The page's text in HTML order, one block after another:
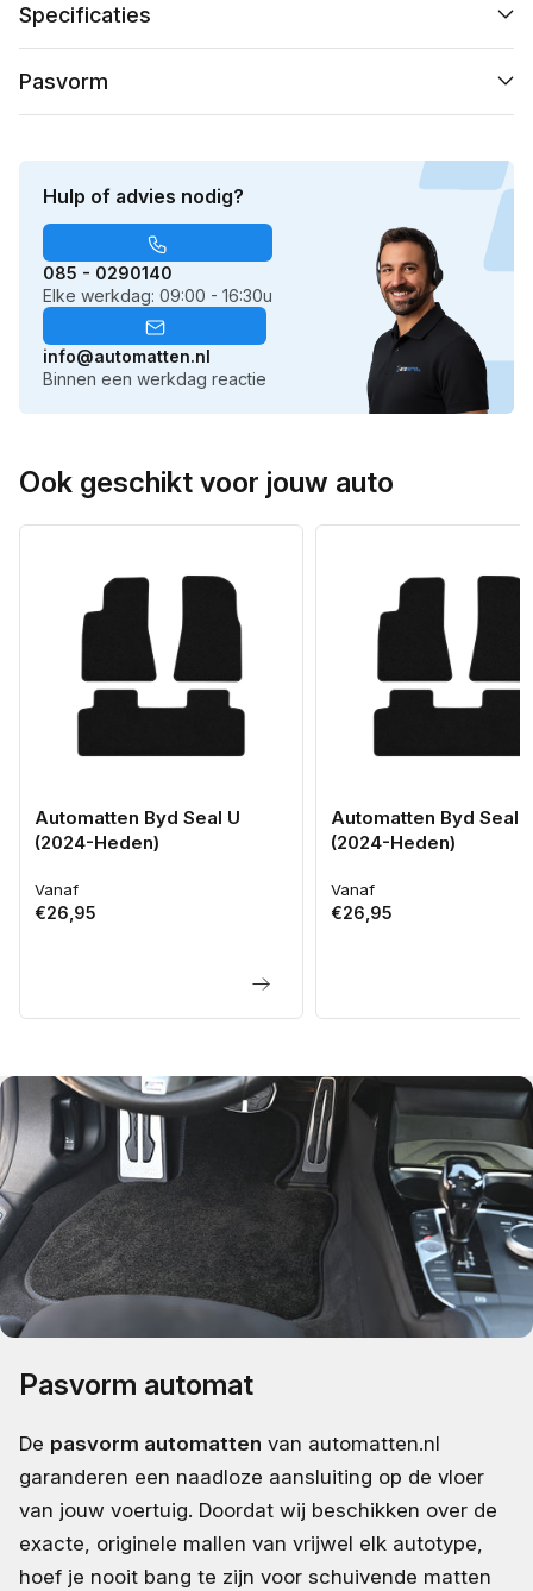
Specificaties
Pasvorm
Hulp of advies nodig?
085 - 0290140
Elke werkdag: 09:00 - 16:30u
info@automatten.nl
Binnen een werkdag reactie
Ook geschikt voor jouw auto
Automatten Byd Seal U
(2024-Heden)
Normale
prijs
Vanaf
€26,95
Automatten Byd Seal
(2024-Heden)
Normale
prijs
Vanaf
€26,95
Pasvorm automat
De pasvorm automatten van automatten.nl
garanderen een naadloze aansluiting op de vloer
van jouw voertuig. Doordat wij beschikken over de
exacte, originele mallen van vrijwel elk autotype,
hoef je nooit bang te zijn voor schuivende matten